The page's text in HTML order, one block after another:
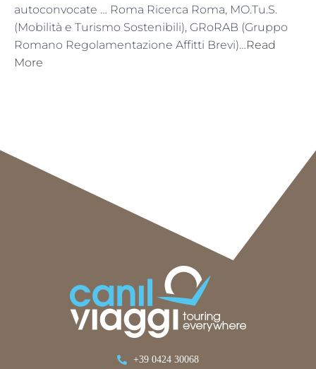
autoconvocate … Roma Ricerca Roma, MO.Tu.S.
(Mobilità e Turismo Sostenibili), GRoRAB (Gruppo
Romano Regolamentazione Affitti Brevi)…Read
More
+39 0424 30068